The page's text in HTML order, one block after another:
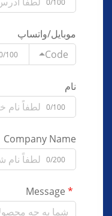
0/100
موبایل/واتساپ
Code
100
نام
0/100
Company Name
0/200